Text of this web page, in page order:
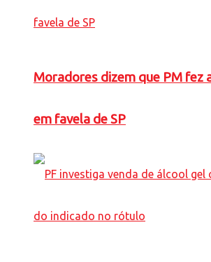
Moradores dizem que PM fez
em favela de SP